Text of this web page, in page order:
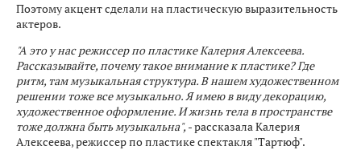
Поэтому акцент сделали на пластическую выразительность
актеров.
"А это у нас режиссер по пластике Калерия Алексеева.
Рассказывайте, почему такое внимание к пластике? Где
ритм, там музыкальная структура. В нашем художественном
решении тоже все музыкально. Я имею в виду декорацию,
художественное оформление. И жизнь тела в пространстве
тоже должна быть музыкальна", - рассказала Калерия
Алексеева, режиссер по пластике спектакля "Тартюф".